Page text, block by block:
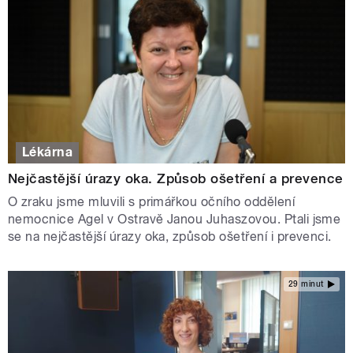
Lékárna
Nejčastější úrazy oka. Způsob ošetření a prevence
O zraku jsme mluvili s primářkou očního oddělení
nemocnice Agel v Ostravě Janou Juhaszovou. Ptali jsme
se na nejčastější úrazy oka, způsob ošetření i prevenci.
29 minut